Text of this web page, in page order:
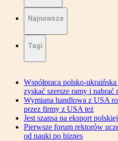
Najnowsze
Tagi
Współpraca polsko-
zyskać szersze ramy i nabrać
Wymiana handlowa z USA
przez firmy z USA też
Jest szansa na eksport
Pierwsze forum rektorów
od nauki po biznes